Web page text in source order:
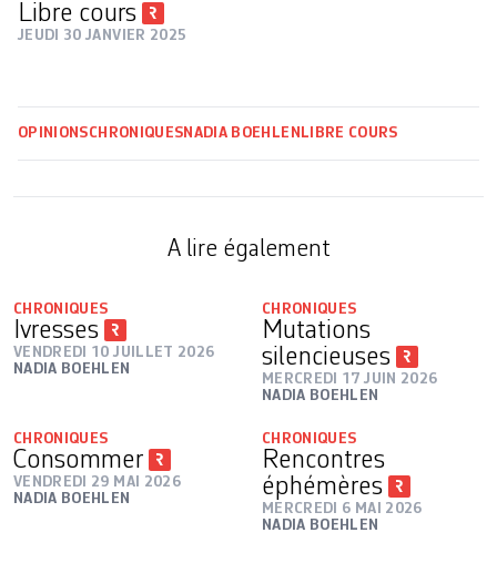
Libre cours
JEUDI 30 JANVIER 2025
OPINIONSCHRONIQUES NADIA BOEHLEN LIBRE COURS
A lire également
CHRONIQUES
Ivresses
VENDREDI 10 JUILLET 2026
NADIA BOEHLEN
CHRONIQUES
Mutations
silencieuses
MERCREDI 17 JUIN 2026
NADIA BOEHLEN
CHRONIQUES
Consommer
VENDREDI 29 MAI 2026
NADIA BOEHLEN
CHRONIQUES
Rencontres
éphémères
MERCREDI 6 MAI 2026
NADIA BOEHLEN